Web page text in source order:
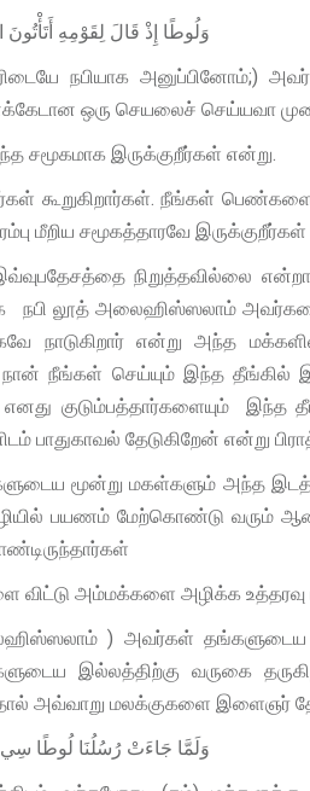
وَلُوطًا إِذْ قَالَ لِقَوْمِهِ
நபியாக அனுப்பினோம்;) அவர்
ஒரு செயலைச் செய்யவா
சமூகமாக இருக்குறீர்கள் என்று.
கூறுகிறார்கள். நீங்கள்
மீறிய சமூகத்தாரவே
நிறுத்தவில்லை
நபி லூத் அலைஹிஸ்ஸலாம்
நாடுகிறார் என்று அந்த
நீங்கள் செய்யும் இந்த தீங்கில்
குடும்பத்தார்களையும்
தேடுகிறேன் என்று
மூன்று மகள்களும் அந்த
வழியில் பயணம் மேற்கொண்டு
அம்மக்களை அழிக்க உத்தரவு
) அவர்கள் தங்களுடைய
இல்லத்திற்கு வருகை
அவ்வாறு மலக்குகளை இளைஞர்
وَلَمَّا جَاءَتْ رُسُلُنَا لُوطًا